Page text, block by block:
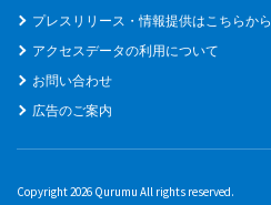
プレスリリース・情報提供はこちらから
アクセスデータの利用について
お問い合わせ
広告のご案内
Copyright 2026 Qurumu All rights reserved.